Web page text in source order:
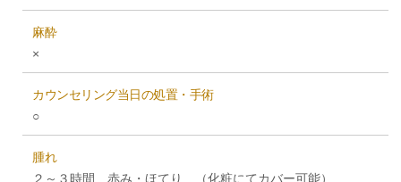
麻酔
×
カウンセリング当日の処置・手術
○
腫れ
２～３時間 赤み・ほてり （化粧にてカバー可能）